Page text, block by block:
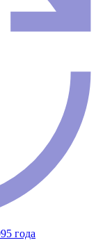
года